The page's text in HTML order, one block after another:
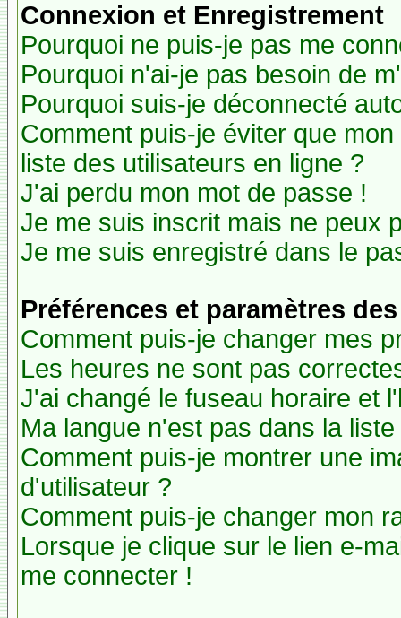
Connexion et Enregistrement
Pourquoi ne puis-je pas me
Pourquoi n'ai-je pas besoin de
Pourquoi suis-je déconnecté
Comment puis-je éviter que
liste des utilisateurs en ligne ?
J'ai perdu mon mot de passe !
Je me suis inscrit mais ne peux
Je me suis enregistré dans le
Préférences et paramètres
Comment puis-je changer mes
Les heures ne sont pas
J'ai changé le fuseau horaire et
Ma langue n'est pas dans la liste
Comment puis-je montrer une
d'utilisateur ?
Comment puis-je changer mon
Lorsque je clique sur le lien e-
me connecter !